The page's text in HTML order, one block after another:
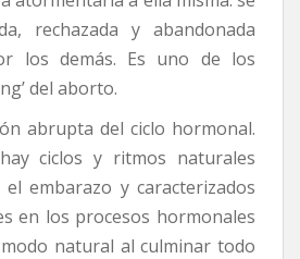
rechazada y abandonada
los demás. Es uno de los
del aborto.
abrupta del ciclo hormonal.
ciclos y ritmos naturales
embarazo y caracterizados
en los procesos hormonales
natural al culminar todo